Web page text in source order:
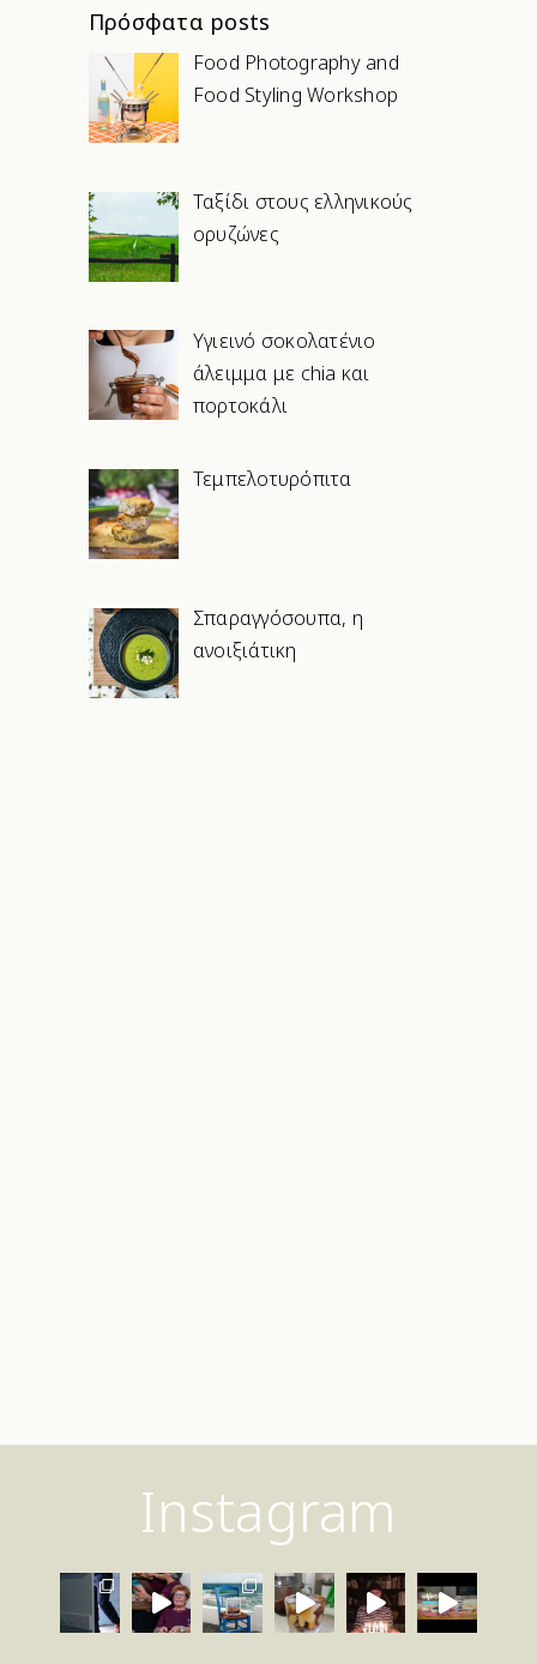
Πρόσφατα posts
Food Photography and
Food Styling Workshop
Ταξίδι στους ελληνικούς
ορυζώνες
Υγιεινό σοκολατένιο
άλειμμα με chia και
πορτοκάλι
Τεμπελοτυρόπιτα
Σπαραγγόσουπα, η
ανοιξιάτικη
Instagram